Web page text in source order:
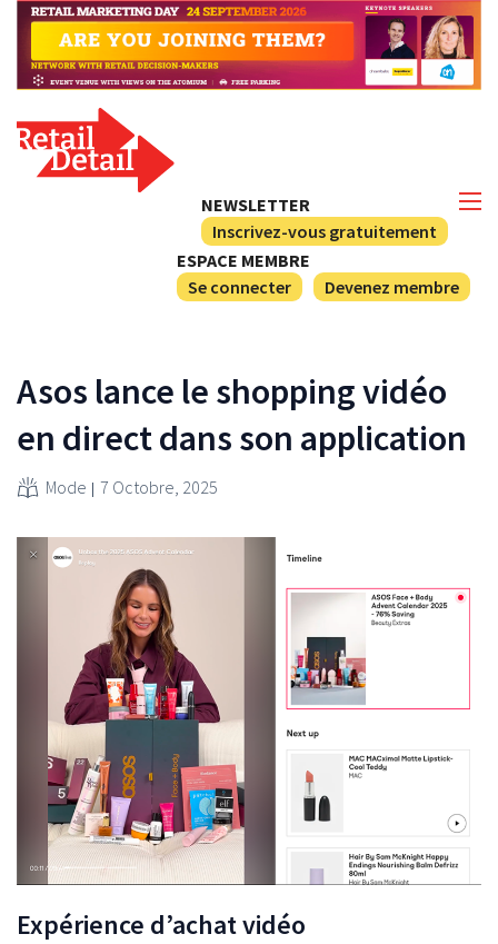
NEWSLETTER
Inscrivez-vous gratuitement
ESPACE MEMBRE
Se connecter
Devenez membre
Asos lance le shopping vidéo
en direct dans son application
Mode 7 Octobre, 2025
Expérience d’achat vidéo